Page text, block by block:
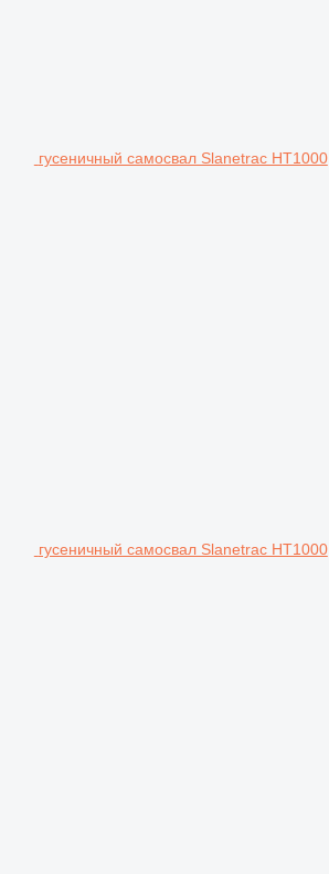
гусеничный самосвал Slanetrac HT1000
гусеничный самосвал Slanetrac HT1000